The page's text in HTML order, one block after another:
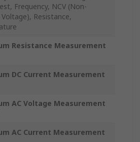
Frequency, NCV (Non-
Resistance,
Resistance Measurement
DC Current Measurement
AC Voltage Measurement
AC Current Measurement